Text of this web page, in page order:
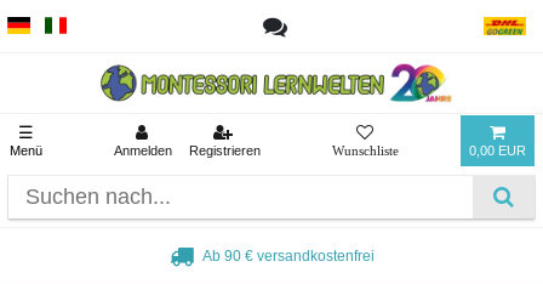
☰
Menü Anmelden Registrieren 0,00 EUR
Ab 90 € versandkostenfrei